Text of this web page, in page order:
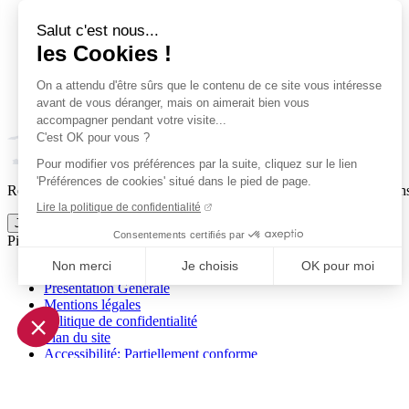
Salut c'est nous...
les Cookies !
On a attendu d'être sûrs que le contenu de ce site vous intéresse
avant de vous déranger, mais on aimerait bien vous
accompagner pendant votre visite...
C'est OK pour vous ?
Pour modifier vos préférences par la suite, cliquez sur le lien
'Préférences de cookies' situé dans le pied de page.
Lire la politique de confidentialité
Consentements certifiés par
Non merci Je choisis OK pour moi
Axeptio consent
Plateforme de Gestion du Consentement : Personnalisez
Notre plateforme vous permet d'adapter et de gérer vos
Reçois par email ta dose officielle de Clermont Foot 63 : actus,
Je m'inscris à la newsletter
Pied de page (liens légaux)
© 2026 Clermont Foot 63
Présentation Générale
Mentions légales
Politique de confidentialité
Plan du site
Accessibilité: Partiellement conforme